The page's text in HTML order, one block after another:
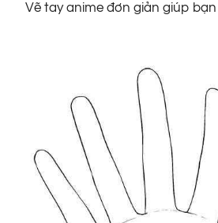
Vẽ tay anime đơn giản giúp